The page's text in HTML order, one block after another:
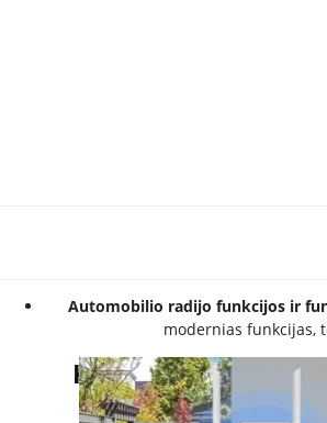
Automobilio radijo funkcijos ir
modernias funkcijas,
Kas yra